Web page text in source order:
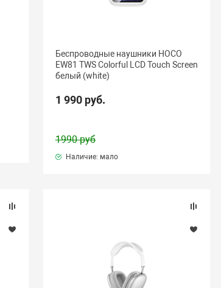
Беспроводные наушники HOCO
EW81 TWS Colorful LCD Touch Screen
белый (white)
1 990 руб.
1990 руб
Наличие: мало